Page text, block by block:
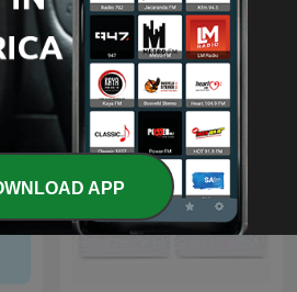
Expresiones Colombia
Radio
APP